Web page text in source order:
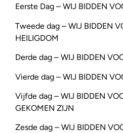
Eerste Dag – WIJ BIDDEN
Tweede dag – WIJ BIDDEN
HEILIGDOM
Derde dag – WIJ BIDDEN
Vierde dag – WIJ BIDDEN
Vijfde dag – WIJ BIDDEN
GEKOMEN ZIJN
Zesde dag – WIJ BIDDEN